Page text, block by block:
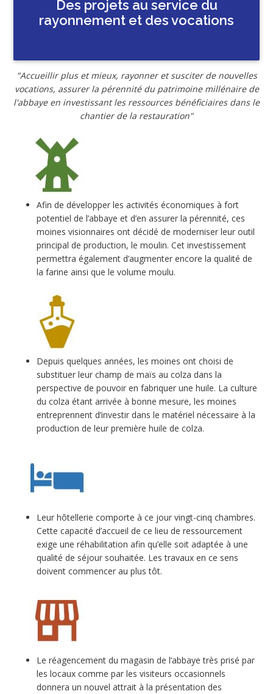
Des projets au service du
rayonnement et des vocations
"Accueillir plus et mieux, rayonner et susciter de nouvelles
vocations, assurer la pérennité du patrimoine millénaire de
l'abbaye en investissant les ressources bénéficiaires dans le
chantier de la restauration"
Afin de développer les activités économiques à fort
potentiel de l’abbaye et d’en assurer la pérennité, ces
moines visionnaires ont décidé de moderniser leur outil
principal de production, le moulin. Cet investissement
permettra également d’augmenter encore la qualité de
la farine ainsi que le volume moulu.
Depuis quelques années, les moines ont choisi de
substituer leur champ de maïs au colza dans la
perspective de pouvoir en fabriquer une huile. La culture
du colza étant arrivée à bonne mesure, les moines
entreprennent d’investir dans le matériel nécessaire à la
production de leur première huile de colza.
Leur hôtellerie comporte à ce jour vingt-cinq chambres.
Cette capacité d’accueil de ce lieu de ressourcement
exige une réhabilitation afin qu’elle soit adaptée à une
qualité de séjour souhaitée. Les travaux en ce sens
doivent commencer au plus tôt.
Le réagencement du magasin de l’abbaye très prisé par
les locaux comme par les visiteurs occasionnels
donnera un nouvel attrait à la présentation des